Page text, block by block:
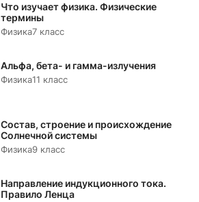
Что изучает физика. Физические
термины
Физика7 класс
Альфа, бета- и гамма-излучения
Физика11 класс
Состав, строение и происхождение
Солнечной системы
Физика9 класс
Направление индукционного тока.
Правило Ленца